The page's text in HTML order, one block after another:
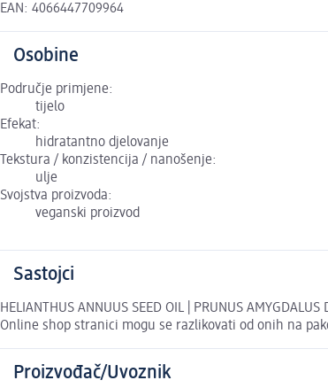
EAN: 4066447709964
Osobine
Područje primjene:
tijelo
Efekat:
hidratantno djelovanje
Tekstura / konzistencija / nanošenje:
ulje
Svojstva proizvoda:
veganski proizvod
Sastojci
HELIANTHUS ANNUUS SEED OIL | PRUNUS
Online shop stranici mogu se razlikovati od onih na
Proizvođač/Uvoznik